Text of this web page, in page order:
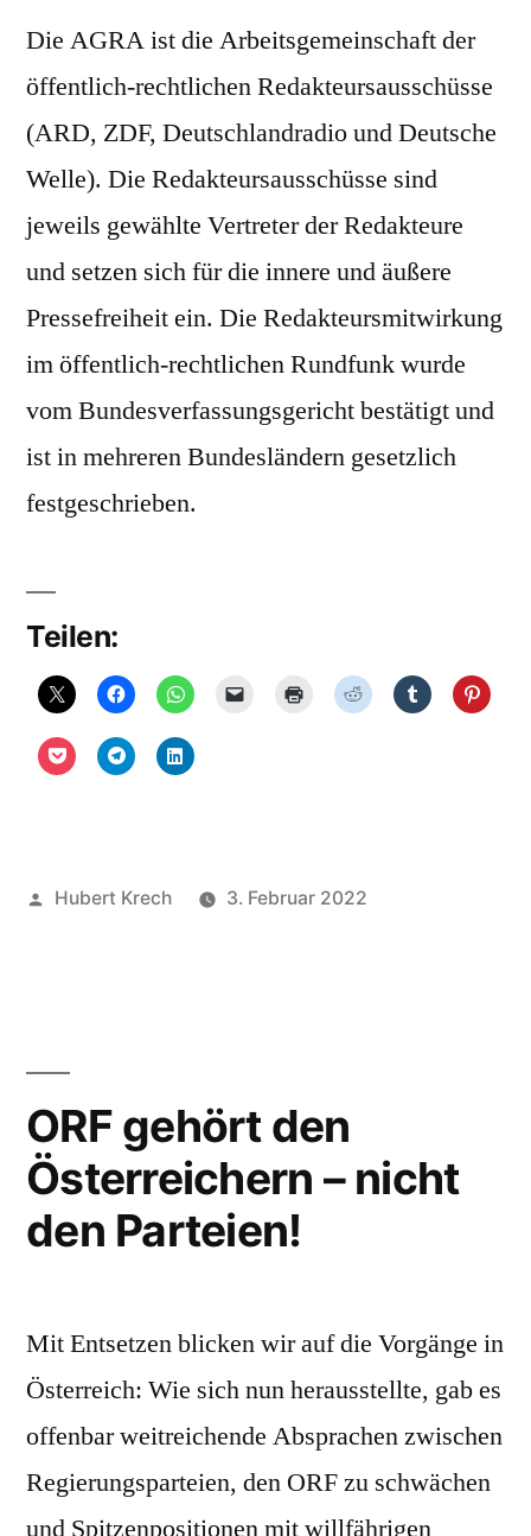
Die AGRA ist die Arbeitsgemeinschaft der
öffentlich-rechtlichen Redakteursausschüsse
(ARD, ZDF, Deutschlandradio und Deutsche
Welle). Die Redakteursausschüsse sind
jeweils gewählte Vertreter der Redakteure
und setzen sich für die innere und äußere
Pressefreiheit ein. Die Redakteursmitwirkung
im öffentlich-rechtlichen Rundfunk wurde
vom Bundesverfassungsgericht bestätigt und
ist in mehreren Bundesländern gesetzlich
festgeschrieben.
Teilen:
Veröffentlicht
Hubert Krech
3. Februar 2022
Welle
in
zum
Protest
auf
ORF gehört den
Österreichern – nicht
den Parteien!
Mit Entsetzen blicken wir auf die Vorgänge in
Österreich: Wie sich nun herausstellte, gab es
offenbar weitreichende Absprachen zwischen
Regierungsparteien, den ORF zu schwächen
und Spitzenpositionen mit willfährigen